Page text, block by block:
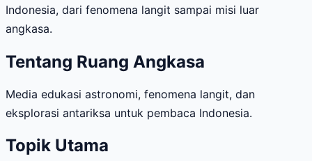
Indonesia, dari fenomena langit sampai misi luar
angkasa.
Tentang Ruang Angkasa
Media edukasi astronomi, fenomena langit, dan
eksplorasi antariksa untuk pembaca Indonesia.
Topik Utama